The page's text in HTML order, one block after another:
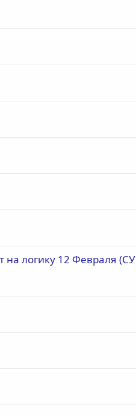
на логику 12 Февраля